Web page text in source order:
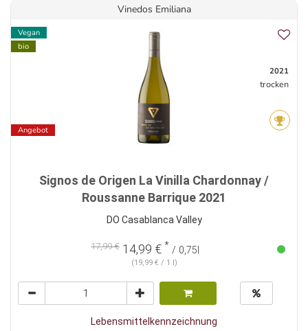
Vinedos Emiliana
Vegan
bio
Angebot
2021
trocken
Signos de Origen La Vinilla Chardonnay /
Roussanne Barrique 2021
DO Casablanca Valley
17,99 € 14,99 € * / 0,75l
(19,99 € / 1 l)
Lebensmittelkennzeichnung